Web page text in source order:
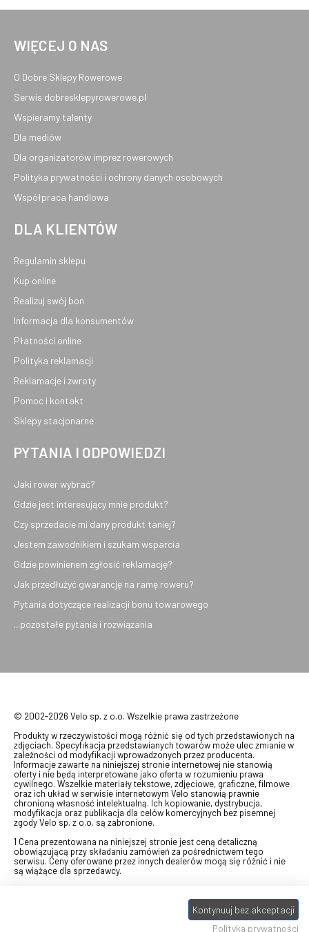
WIĘCEJ O NAS
O Dobre Sklepy Rowerowe
Serwis dobresklepyrowerowe.pl
Wspieramy talenty
Dla mediów
Dla organizatorów imprez rowerowych
Polityka prywatności i ochrony danych osobowych
Współpraca handlowa
DLA KLIENTÓW
Regulamin sklepu
Kup online
Realizuj swój bon
Informacja dla konsumentów
Płatności online
Polityka reklamacji
Reklamacje i zwroty
Pomoc i kontakt
Sklepy stacjonarne
PYTANIA I ODPOWIEDZI
Jaki rower wybrać?
Gdzie jest interesujący mnie produkt?
Czy sprzedacie mi dany produkt taniej?
Jestem zawodnikiem i szukam wsparcia
Gdzie powinienem zgłosić reklamację?
Jak przedłużyć gwarancję na ramę roweru?
Pytania dotyczące realizacji bonu towarowego
...pozostałe pytania i rozwiązania
© 2002-2026 Velo sp. z o.o. Wszelkie prawa zastrzeżone
Produkty w rzeczywistości mogą różnić się od tych przedstawionych na
zdjęciach. Specyfikacja przedstawianych towarów może ulec zmianie w
zależności od modyfikacji wprowadzonych przez producenta.
Informacje zawarte na niniejszej stronie internetowej nie stanowią
oferty i nie będą interpretowane jako oferta w rozumieniu prawa
cywilnego. Wszelkie materiały tekstowe, zdjęciowe, graficzne, filmowe
oraz ich układ w serwisie internetowym Velo stanowią prawnie
chronioną własność intelektualną. Ich kopiowanie, dystrybucja,
modyfikacja oraz publikacja dla celów komercyjnych bez pisemnej
zgody Velo sp. z o.o. są zabronione.
1 Cena prezentowana na niniejszej stronie jest ceną detaliczną
obowiązującą przy składaniu zamówień za pośrednictwem tego
serwisu. Ceny oferowane przez innych dealerów mogą się różnić i nie
są wiążące dla sprzedawcy.
swój bon" na towary z oferty VELO, aktualnie dostępnej na stronie
, w ramach sprzedaży premiowej. Dowiedz się jak
stronie promocji. Prezentowana wartość
eBonu uwzględnia fakt wyrażenia - w procesie rejestracji w Panelu
Kontynuuj bez akceptacji
Polityka prywatności